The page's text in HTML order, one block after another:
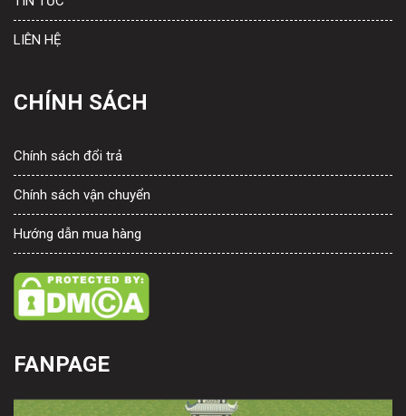
LIÊN HỆ
CHÍNH SÁCH
Chính sách đổi trả
Chính sách vận chuyển
Hướng dẫn mua hàng
FANPAGE